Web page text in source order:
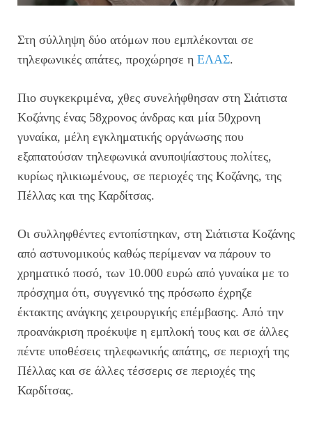
Στη σύλληψη δύο ατόμων που εμπλέκονται σε
τηλεφωνικές απάτες, προχώρησε η ΕΛΑΣ.
Πιο συγκεκριμένα, χθες συνελήφθησαν στη Σιάτιστα
Κοζάνης ένας 58χρονος άνδρας και μία 50χρονη
γυναίκα, μέλη εγκληματικής οργάνωσης που
εξαπατούσαν τηλεφωνικά ανυποψίαστους πολίτες,
κυρίως ηλικιωμένους, σε περιοχές της Κοζάνης, της
Πέλλας και της Καρδίτσας.
Οι συλληφθέντες εντοπίστηκαν, στη Σιάτιστα Κοζάνης
από αστυνομικούς καθώς περίμεναν να πάρουν το
χρηματικό ποσό, των 10.000 ευρώ από γυναίκα με το
πρόσχημα ότι, συγγενικό της πρόσωπο έχρηζε
έκτακτης ανάγκης χειρουργικής επέμβασης. Από την
προανάκριση προέκυψε η εμπλοκή τους και σε άλλες
πέντε υποθέσεις τηλεφωνικής απάτης, σε περιοχή της
Πέλλας και σε άλλες τέσσερις σε περιοχές της
Καρδίτσας.